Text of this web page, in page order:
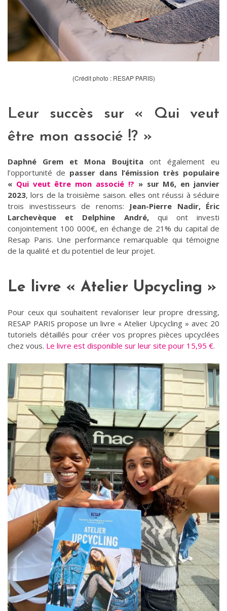
(Crédit photo : RESAP PARIS)
Leur succès sur « Qui veut
être mon associé !? »
Daphné Grem et Mona Boujtitaont également eu
l’opportunité de passer dans l’émission très populaire
« Qui veut être mon associé !? » sur M6, en janvier
2023, lors de la troisième saison. elles ont réussi à séduire
trois investisseurs de renoms: Jean-Pierre Nadir, Éric
Larchevèque et Delphine André,qui ont investi
conjointement 100 000€, en échange de 21% du capital de
Resap Paris. Une performance remarquable qui témoigne
de la qualité et du potentiel de leur projet.
Le livre « Atelier Upcycling »
Pour ceux qui souhaitent revaloriser leur propre dressing,
RESAP PARIS propose un livre « Atelier Upcycling » avec 20
tutoriels détaillés pour créer vos propres pièces upcyclées
chez vous. Le livre est disponible sur leur site pour 15,95 €.